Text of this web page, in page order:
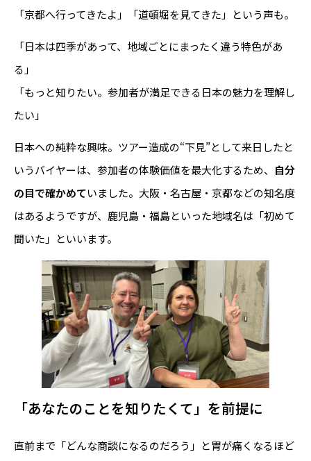
「京都へ行ってきたよ」「道頓堀を見てきた」という声も。
「日本は四季があって、地域ごとにまったく違う特色があ
る」
「もっと知りたい。参加者が満足できる日本の魅力を理解し
たい」
日本への純粋な興味。ツアー造成の“下見”として来日したと
いうバイヤーは、参加者の体験価値を最大化するため、 自分
の目で確かめていました。大阪・名古屋・京都などの知名度
はあるようですが、鹿児島・福島といった地域名は「初めて
聞いた」といいます。
「あなたのことを知りたくて」を前提に
直前まで「どんな商談になるのだろう」と胃が痛くなるほど